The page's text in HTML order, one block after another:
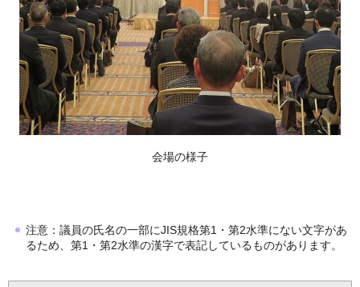
会場の様子
注意：議員の氏名の一部にJIS規格第1・第2水準にない文字があ
るため、第1・第2水準の漢字で表記しているものがあります。